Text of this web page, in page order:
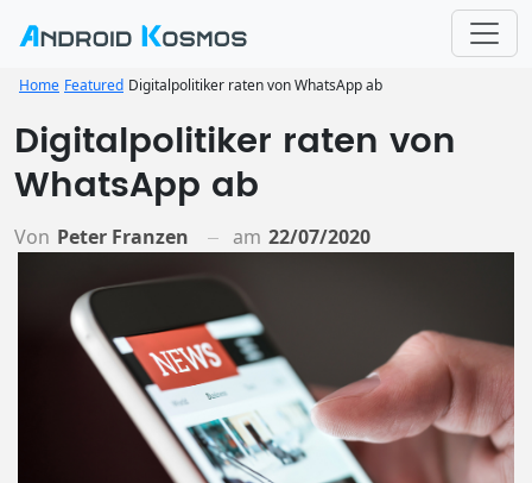
Home Featured Digitalpolitiker raten von WhatsApp ab
Digitalpolitiker raten von
WhatsApp ab
Von Peter Franzen am 22/07/2020